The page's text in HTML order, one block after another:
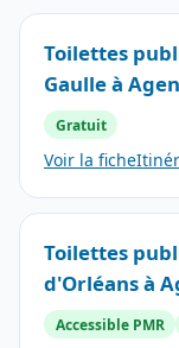
Toilettes
Gaulle à Agen
Gratuit
Voir la fiche
Toilettes
d'Orléans à
Accessible PMR